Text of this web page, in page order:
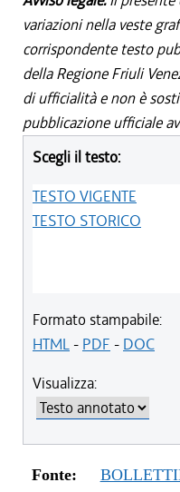
variazioni nella veste
corrispondente testo
della Regione Friuli
di ufficialità e non è
pubblicazione ufficiale
Scegli il testo:
TESTO VIGENTE
TESTO STORICO
Formato stampabile:
HTML- PDF - DOC
Visualizza:
Fonte: